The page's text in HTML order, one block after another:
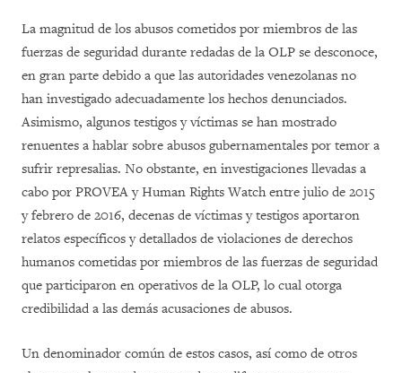
La magnitud de los abusos cometidos por miembros de las
fuerzas de seguridad durante redadas de la OLP se desconoce,
en gran parte debido a que las autoridades venezolanas no
han investigado adecuadamente los hechos denunciados.
Asimismo, algunos testigos y víctimas se han mostrado
renuentes a hablar sobre abusos gubernamentales por temor a
sufrir represalias. No obstante, en investigaciones llevadas a
cabo por PROVEA y Human Rights Watch entre julio de 2015
y febrero de 2016, decenas de víctimas y testigos aportaron
relatos específicos y detallados de violaciones de derechos
humanos cometidas por miembros de las fuerzas de seguridad
que participaron en operativos de la OLP, lo cual otorga
credibilidad a las demás acusaciones de abusos.
Un denominador común de estos casos, así como de otros